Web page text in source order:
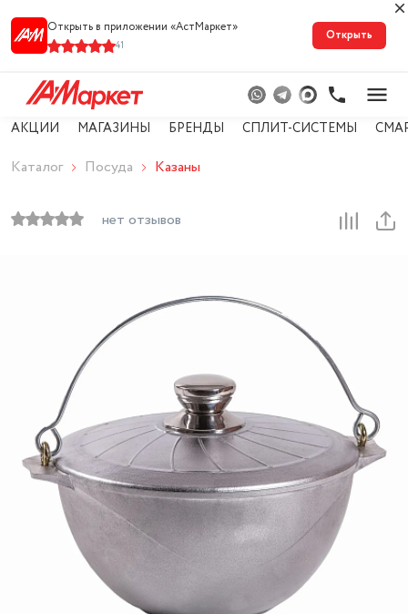
Открыть в приложении «АстМарке‪т‬»
41
Открыть
АКЦИИ МАГАЗИНЫ БРЕНДЫ СПЛИТ-СИСТЕМЫ
Каталог Посуда Казаны
нет отзывов